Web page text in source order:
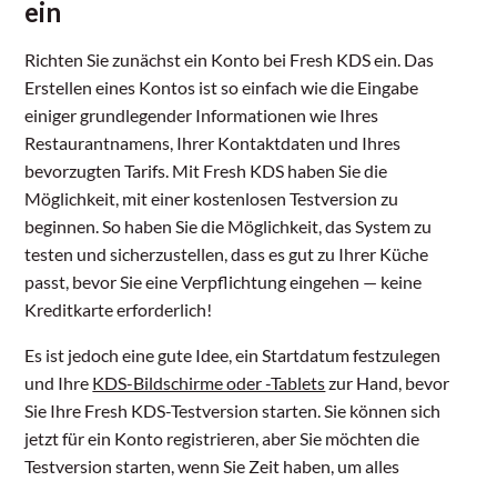
ein
Richten Sie zunächst ein Konto bei Fresh KDS ein. Das
Erstellen eines Kontos ist so einfach wie die Eingabe
einiger grundlegender Informationen wie Ihres
Restaurantnamens, Ihrer Kontaktdaten und Ihres
bevorzugten Tarifs. Mit Fresh KDS haben Sie die
Möglichkeit, mit einer kostenlosen Testversion zu
beginnen. So haben Sie die Möglichkeit, das System zu
testen und sicherzustellen, dass es gut zu Ihrer Küche
passt, bevor Sie eine Verpflichtung eingehen — keine
Kreditkarte erforderlich!
Es ist jedoch eine gute Idee, ein Startdatum festzulegen
und Ihre KDS-Bildschirme oder -Tabletszur Hand, bevor
Sie Ihre Fresh KDS-Testversion starten. Sie können sich
jetzt für ein Konto registrieren, aber Sie möchten die
Testversion starten, wenn Sie Zeit haben, um alles